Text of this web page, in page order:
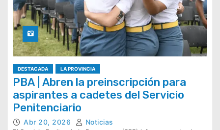
DESTACADA LA PROVINCIA
PBA | Abren la preinscripción para
aspirantes a cadetes del Servicio
Penitenciario
Abr 20, 2026 Noticias